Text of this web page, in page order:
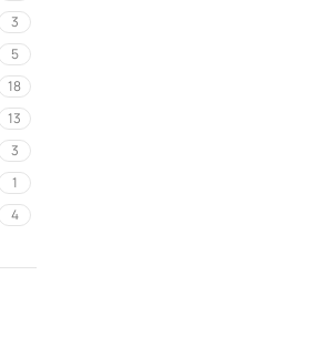
3
5
18
13
3
1
4